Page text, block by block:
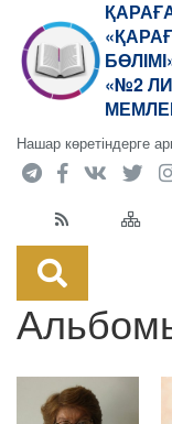
«№2
Нашар көретіндерге